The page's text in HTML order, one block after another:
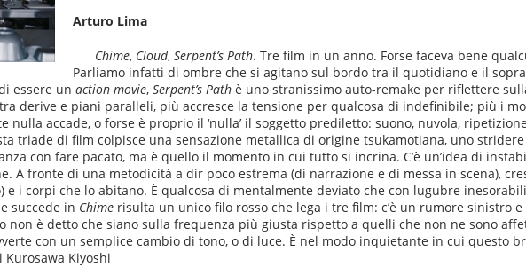
Arturo Lima
Chime, Cloud, Serpent’s Path. Tre film in un anno. Forse faceva bene
Parliamo infatti di ombre che si agitano sul bordo tra il quotidiano e il
essere un action movie, Serpent’s Path è uno stranissimo auto-remake per riflettere
derive e piani paralleli, più accresce la tensione per qualcosa di indefinibile; più i
nulla accade, o forse è proprio il ‘nulla’ il soggetto prediletto: suono, nuvola,
triade di film colpisce una sensazione metallica di origine tsukamotiana, uno
con fare pacato, ma è quello il momento in cui tutto si incrina. C’è un’idea di
A fronte di una metodicità a dir poco estrema (di narrazione e di messa in scena),
e i corpi che lo abitano. È qualcosa di mentalmente deviato che con lugubre
succede in Chime risulta un unico filo rosso che lega i tre film: c’è un rumore sinistro
non è detto che siano sulla frequenza più giusta rispetto a quelli che non ne sono
con un semplice cambio di tono, o di luce. È nel modo inquietante in cui questo
Kiyoshi